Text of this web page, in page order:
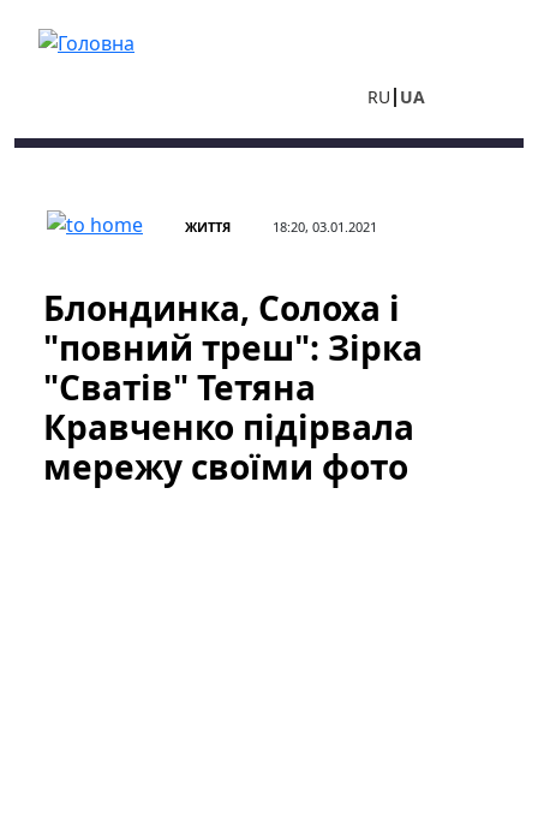
RU UA
ЖИТТЯ 18:20, 03.01.2021
Блондинка, Солоха і
"повний треш": Зірка
"Сватів" Тетяна
Кравченко підірвала
мережу своїми фото